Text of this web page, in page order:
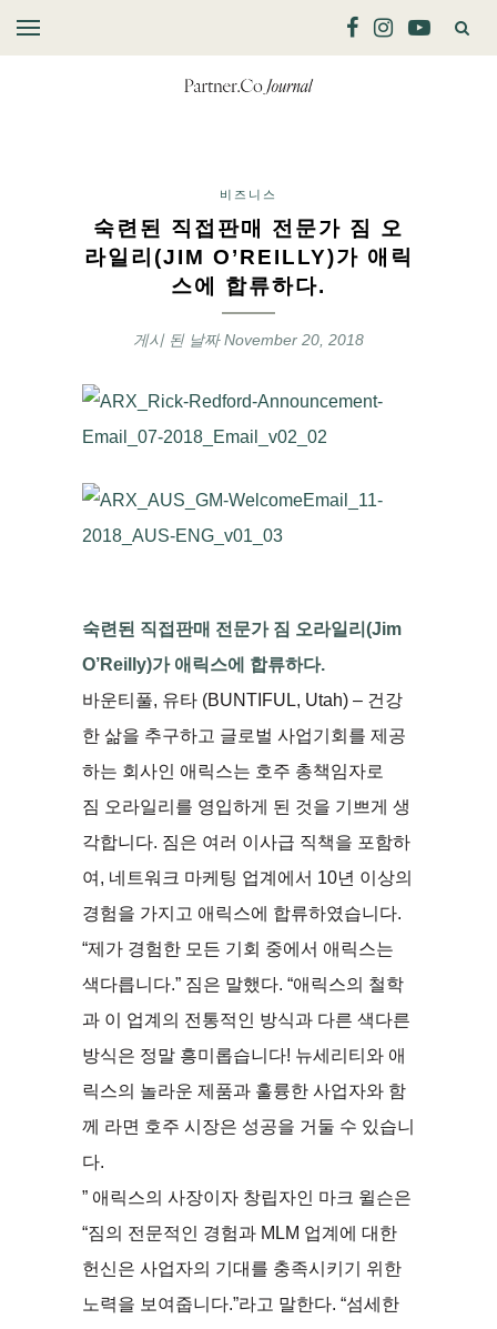
비즈니스
숙련된 직접판매 전문가 짐 오
라일리(JIM O’REILLY)가 애릭
스에 합류하다.
게시 된 날짜November 20, 2018
숙련된 직접판매 전문가 짐 오라일리(Jim
O’Reilly)가 애릭스에 합류하다.
바운티풀, 유타 (BUNTIFUL, Utah) – 건강
한 삶을 추구하고 글로벌 사업기회를 제공
하는 회사인 애릭스는 호주 총책임자로
짐 오라일리를 영입하게 된 것을 기쁘게 생
각합니다. 짐은 여러 이사급 직책을 포함하
여, 네트워크 마케팅 업계에서 10년 이상의
경험을 가지고 애릭스에 합류하였습니다.
“제가 경험한 모든 기회 중에서 애릭스는
색다릅니다.” 짐은 말했다. “애릭스의 철학
과 이 업계의 전통적인 방식과 다른 색다른
방식은 정말 흥미롭습니다! 뉴세리티와 애
릭스의 놀라운 제품과 훌륭한 사업자와 함
께 라면 호주 시장은 성공을 거둘 수 있습니
다.
” 애릭스의 사장이자 창립자인 마크 윌슨은
“짐의 전문적인 경험과 MLM 업계에 대한
헌신은 사업자의 기대를 충족시키기 위한
노력을 보여줍니다.”라고 말한다. “섬세한